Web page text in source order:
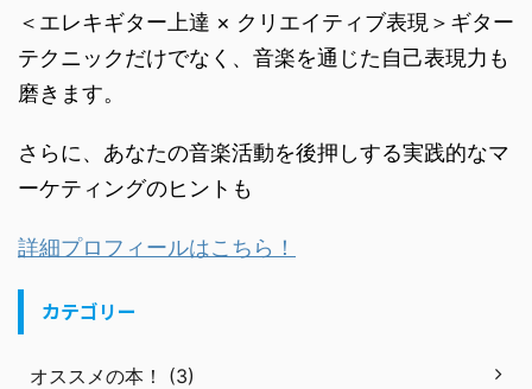
＜エレキギター上達 × クリエイティブ表現＞ギター
テクニックだけでなく、音楽を通じた自己表現力も
磨きます。
さらに、あなたの音楽活動を後押しする実践的なマ
ーケティングのヒントも
詳細プロフィールはこちら！
カテゴリー
オススメの本！ (3)